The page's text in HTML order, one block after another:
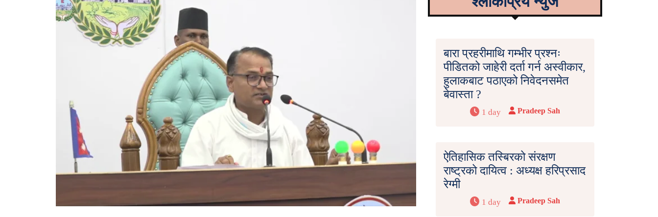
बारा प्रहरीमाथि गम्भीर प्रश्नः
पीडितको जाहेरी दर्ता गर्न अस्वीकार,
हुलाकबाट पठाएको निवेदनसमेत
बेवास्ता ?
1 day Pradeep Sah
ऐतिहासिक तस्बिरको संरक्षण
राष्ट्रको दायित्व : अध्यक्ष हरिप्रसाद
रेग्मी
1 day Pradeep Sah